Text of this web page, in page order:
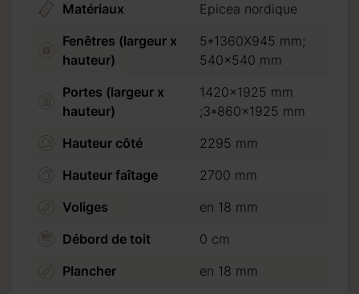
Matériaux
Epicea nordique
Fenêtres (largeur x
hauteur)
5*1360X945 mm;
540x540 mm
Portes (largeur x
hauteur)
1420x1925 mm
;3*860x1925 mm
Hauteur côté
2295 mm
Hauteur faîtage
2700 mm
Voliges
en 18 mm
Débord de toit
0 cm
Plancher
en 18 mm
ou virement
nous n’acceptons